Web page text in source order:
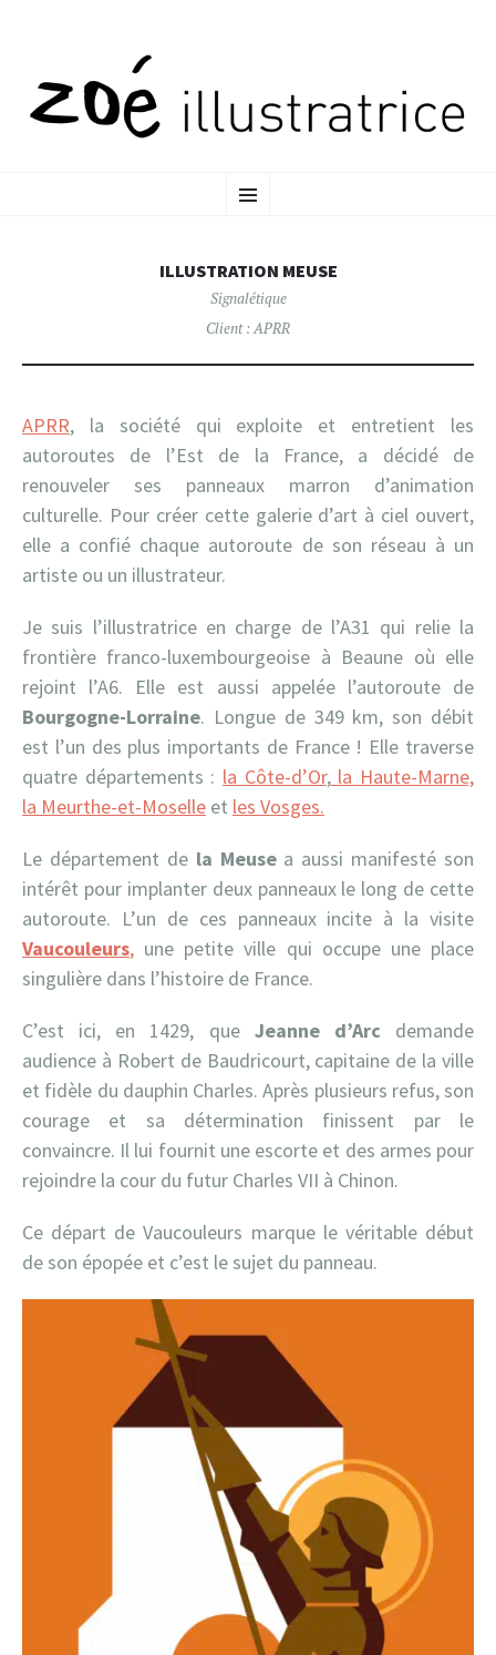
MENU
AU
ILLUSTRATION MEUSE
Signalétique
Client : APRR
APRR, la société qui exploite et entretient les
autoroutes de l’Est de la France, a décidé de
renouveler ses panneaux marron d’animation
culturelle. Pour créer cette galerie d’art à ciel ouvert,
elle a confié chaque autoroute de son réseau à un
artiste ou un illustrateur.
Je suis l’illustratrice en charge de l’A31 qui relie la
frontière franco-luxembourgeoise à Beaune où elle
rejoint l’A6. Elle est aussi appelée l’autoroute de
Bourgogne-Lorraine. Longue de 349 km, son débit
est l’un des plus importants de France ! Elle traverse
quatre départements : la Côte-d’Or,la Haute-Marne,
la Meurthe-et-Moselle et les Vosges.
Le département de la Meusea aussi manifesté son
intérêt pour implanter deux panneaux le long de cette
autoroute. L’un de ces panneaux incite à la visite
Vaucouleurs, une petite ville qui occupe une place
singulière dans l’histoire de France.
C’est ici, en 1429, que Jeanne d’Arc demande
audience à Robert de Baudricourt, capitaine de la ville
et fidèle du dauphin Charles. Après plusieurs refus, son
courage et sa détermination finissent par le
convaincre. Il lui fournit une escorte et des armes pour
rejoindre la cour du futur Charles VII à Chinon.
Ce départ de Vaucouleurs marque le véritable début
de son épopée et c’est le sujet du panneau.